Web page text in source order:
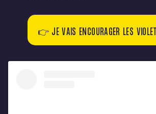
👉 JE VAIS ENCOURAGER LES